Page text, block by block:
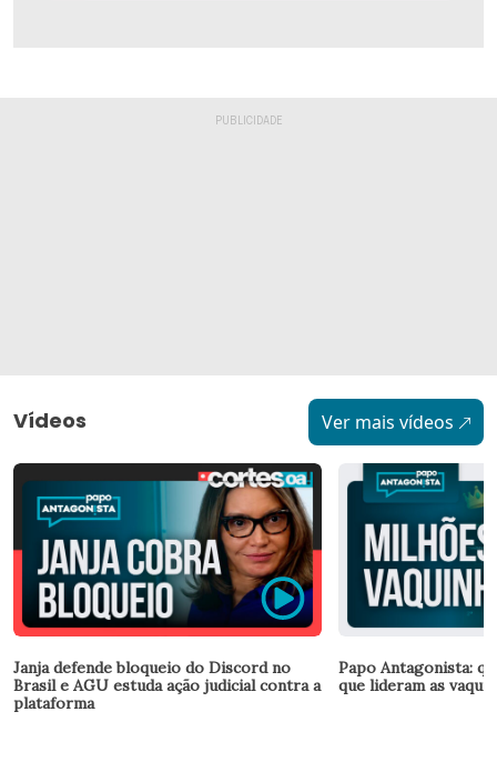
Vídeos Ver mais vídeos
Janja defende bloqueio do Discord no
Brasil e AGU estuda ação judicial contra a
plataforma
Papo Antagonista:
que lideram as